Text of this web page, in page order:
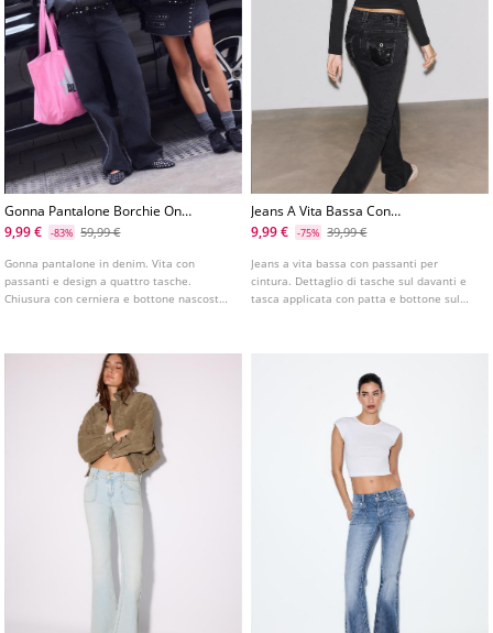
Gonna Pantalone Borchie One
Dilemma
9,99 € -83% 59,99 €
Gonna pantalone in denim. Vita con
passanti e design a quattro tasche.
Chiusura con cerniera e bottone nascosto
Jeans A Vita Bassa Con
Paillette
9,99 € -75% 39,99 €
Jeans a vita bassa con passanti per
cintura. Dettaglio di tasche sul davanti e
tasca applicata con patta e bottone sul